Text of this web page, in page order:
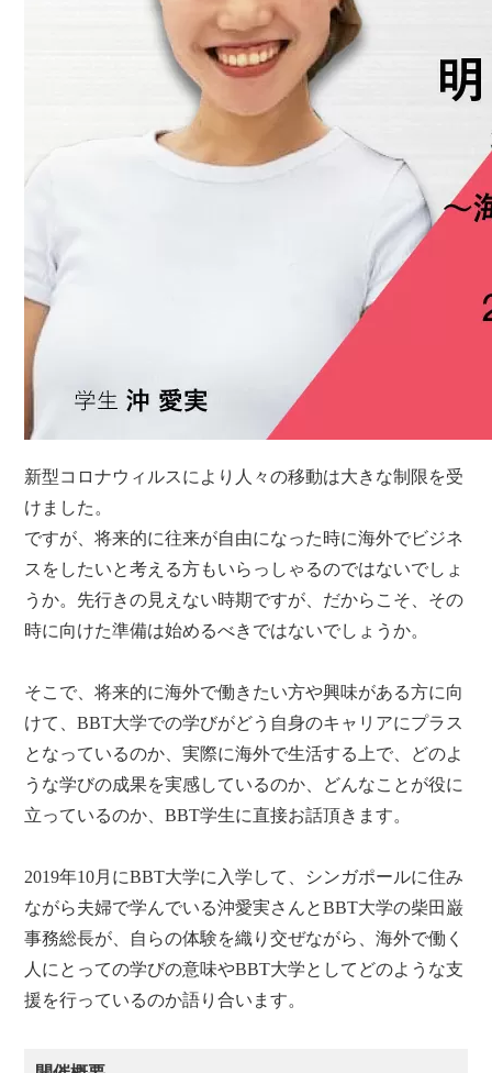
新型コロナウィルスにより人々の移動は大きな制限を受
けました。
ですが、将来的に往来が自由になった時に海外でビジネ
スをしたいと考える方もいらっしゃるのではないでしょ
うか。先行きの見えない時期ですが、だからこそ、その
時に向けた準備は始めるべきではないでしょうか。
そこで、将来的に海外で働きたい方や興味がある方に向
けて、BBT大学での学びがどう自身のキャリアにプラス
となっているのか、実際に海外で生活する上で、どのよ
うな学びの成果を実感しているのか、どんなことが役に
立っているのか、BBT学生に直接お話頂きます。
2019年10月にBBT大学に入学して、シンガポールに住み
ながら夫婦で学んでいる沖愛実さんとBBT大学の柴田巌
事務総長が、自らの体験を織り交ぜながら、海外で働く
人にとっての学びの意味やBBT大学としてどのような支
援を行っているのか語り合います。